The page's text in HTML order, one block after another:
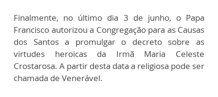
Finalmente, no último dia 3 de junho, o Papa
Francisco autorizou a Congregação para as Causas
dos Santos a promulgar o decreto sobre as
virtudes heroicas da Irmã Maria Celeste
Crostarosa. A partir desta data a religiosa pode ser
chamada de Venerável.